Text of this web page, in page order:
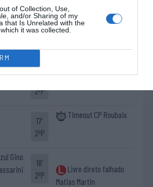
of Collection, Use,
and/or Sharing of my
that Is Unrelated with the
it was collected.
13'
2ªP
Cartão azul Diego
Dias
2ªP
17'
2ªP
Timeout CP Roubaix
Gino
18'
2ªP
Livre direto falhado
Matias Martin